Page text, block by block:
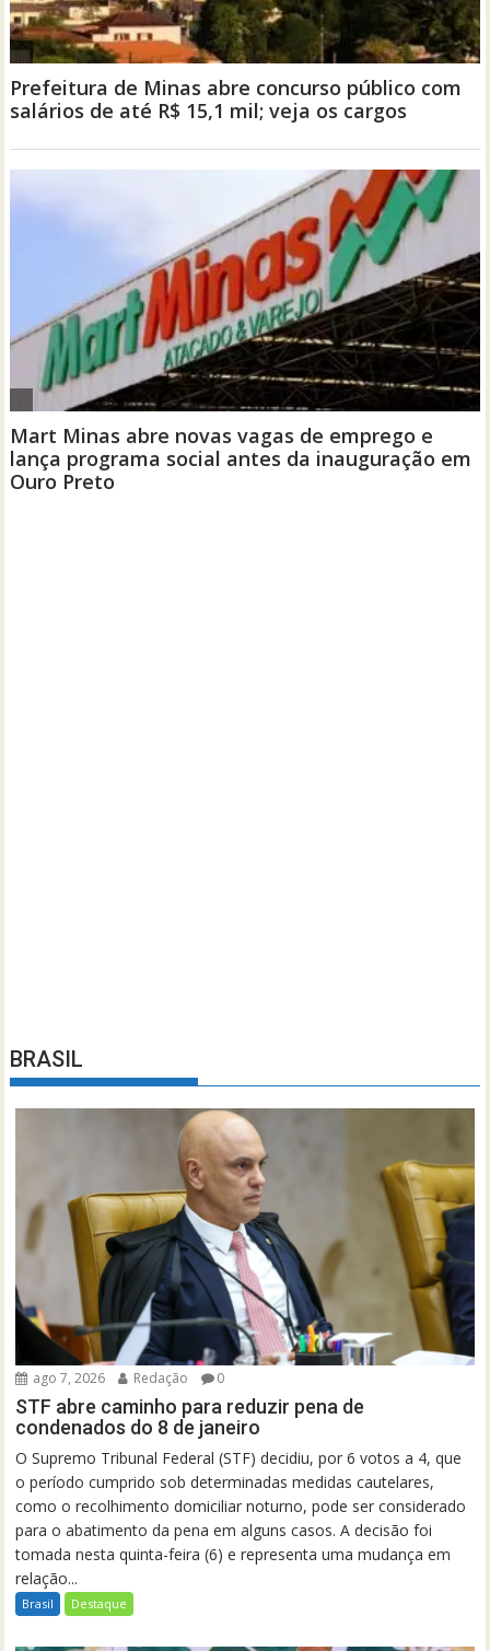
BRASIL
ago 7, 2026 Redação 0
STF abre caminho para reduzir pena de
condenados do 8 de janeiro
O Supremo Tribunal Federal (STF) decidiu, por 6 votos a 4, que
o período cumprido sob determinadas medidas cautelares,
como o recolhimento domiciliar noturno, pode ser considerado
para o abatimento da pena em alguns casos. A decisão foi
tomada nesta quinta-feira (6) e representa uma mudança em
relação...
Brasil Destaque